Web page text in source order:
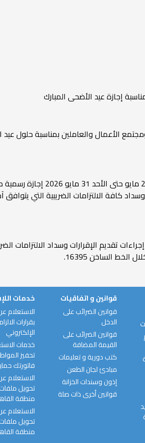
الأعمال والعاملين بمناسبة حلول عيد
وأكدت رشا عبد العال، أنه في ضوء قرار رئيس
كافة الالتزامات الضريبية التي
تقديم الإقرارات وسداد الالتزامات
الساخن 16395.
قوانين و اتفاقيات
قوانين الضرائب على
الدخل
قوانين الضرائب على
القيمة المضافة
كتب دورية و تعليمات
مبادئ لجان الطعن
إذون وسندات الخزانة
قوانين أخرى ذات صلة
خدمات
الاستعلام
بقرارات
الإلكتروني
خدمات
تحفيز
فاتورتك
الاستعلام
تحويل
منطقة
الاستعلام
تحويل
منطقة